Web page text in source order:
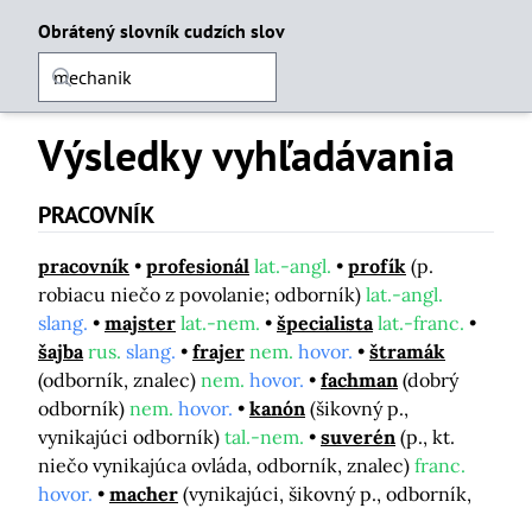
Obrátený slovník cudzích slov
Výsledky vyhľadávania
PRACOVNÍK
pracovník profesionál lat.-angl. profík (p.
robiacu niečo z povolanie; odborník) lat.-angl.
slang.
majster lat.-nem. špecialista lat.-franc.
šajba rus. slang. frajer nem. hovor.
štramák
(odborník, znalec) nem. hovor. fachman (dobrý
odborník) nem. hovor. kanón (šikovný p.,
vynikajúci odborník) tal.-nem. suverén (p., kt.
niečo vynikajúca ovláda, odborník, znalec) franc.
hovor.
macher (vynikajúci, šikovný p., odborník,